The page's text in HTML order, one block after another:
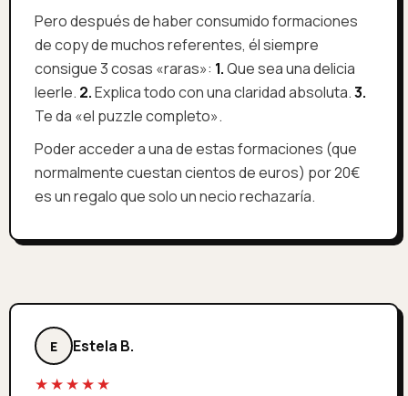
Pero después de haber consumido formaciones
de copy de muchos referentes, él siempre
consigue 3 cosas «raras»: 1.Que sea una delicia
leerle. 2.Explica todo con una claridad absoluta.3.
Te da «el puzzle completo».
Poder acceder a una de estas formaciones (que
normalmente cuestan cientos de euros) por 20€
es un regalo que solo un necio rechazaría.
E Estela B.
★★★★★